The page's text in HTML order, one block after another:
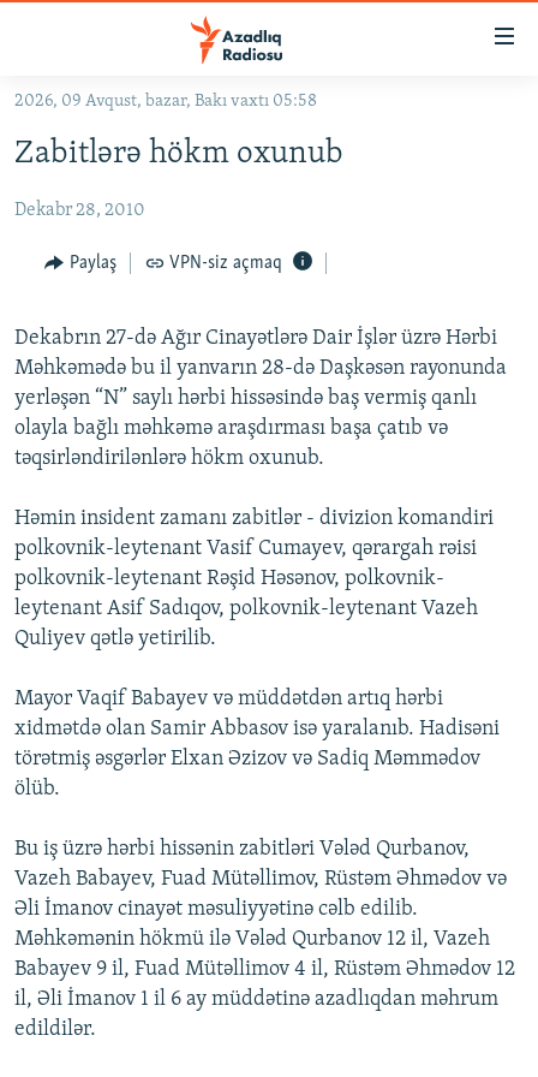
Əsas
qayıt
naviqasiyaya
Axtarışa
KORRUPSIOMETR
#ƏSLINDƏ
QANUNI DOĞRU
ARAŞDIRMA
MULTIMEDIA
FOTOQALEREYA
İNFOQRAFIKA
KARIKATURA
RADIO ARXIV
OXU ZALI
AZƏRBAYCAN ƏDƏBIYYATI KITABXANASI
İSLAM VƏ DEMOKRATIYA
İZ - MƏDƏNIYYƏT PROQRAMI
HAQQIMIZDA
PEŞƏ ETIKASI VƏ JURNALISTIKA STANDARTLARIMIZ
MATERIALLARIMIZDAN ISTIFADƏ
AZADLIQRADIOSU MOBIL TELEFONUNUZDA
BIZIMLƏ ƏLAQƏ
XƏBƏR BÜLLETENLƏRIMIZ
BIZI IZLƏ
RFE/RL-in bütün saytları
2026, 09 Avqust, bazar, Bakı vaxtı 05:58
Zabitlərə hökm oxunub
Dekabr 28, 2010
Paylaş VPN-siz açmaq
Dekabrın 27-də Ağır Cinayətlərə Dair İşlər üzrə Hərbi
Məhkəmədə bu il yanvarın 28-də Daşkəsən rayonunda
yerləşən “N” saylı hərbi hissəsində baş vermiş qanlı
olayla bağlı məhkəmə araşdırması başa çatıb və
təqsirləndirilənlərə hökm oxunub.
Həmin insident zamanı zabitlər - divizion komandiri
polkovnik-leytenant Vasif Cumayev, qərargah rəisi
polkovnik-leytenant Rəşid Həsənov, polkovnik-
leytenant Asif Sadıqov, polkovnik-leytenant Vazeh
Quliyev qətlə yetirilib.
Mayor Vaqif Babayev və müddətdən artıq hərbi
xidmətdə olan Samir Abbasov isə yaralanıb. Hadisəni
törətmiş əsgərlər Elxan Əzizov və Sadiq Məmmədov
ölüb.
Bu iş üzrə hərbi hissənin zabitləri Vələd Qurbanov,
Vazeh Babayev, Fuad Mütəllimov, Rüstəm Əhmədov və
Əli İmanov cinayət məsuliyyətinə cəlb edilib.
Məhkəmənin hökmü ilə Vələd Qurbanov 12 il, Vazeh
Babayev 9 il, Fuad Mütəllimov 4 il, Rüstəm Əhmədov 12
il, Əli İmanov 1 il 6 ay müddətinə azadlıqdan məhrum
edildilər.